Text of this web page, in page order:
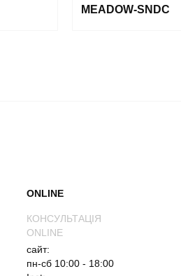
MEADOW-SNDC
ONLINE
КОНСУЛЬТАЦІЯ
ONLINE
сайт:
пн-сб 10:00 - 18:00